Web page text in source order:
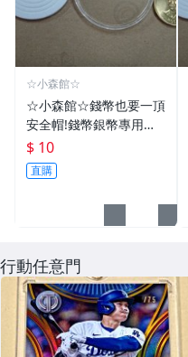
☆小森館☆
☆小森館☆錢幣也要一頂
安全帽!錢幣銀幣專用透
明壓克力盒收納保護盒.1
枚10元~55
$ 10
直購
行動任意門